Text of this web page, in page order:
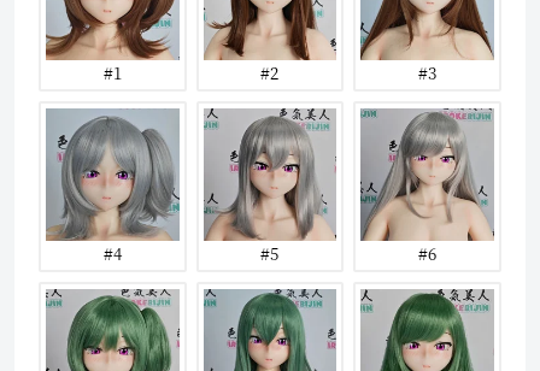
#1 #2 #3
#4 #5 #6